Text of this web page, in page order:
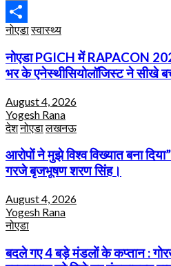
Email
Share
नोएडास्वास्थ्य
नोएडा PGICH में RAPACON
भर के एनेस्थीसियोलॉजिस्ट ने सीखे
August 4, 2026
Yogesh Rana
देशनोएडालखनऊ
आरोपों ने मुझे विश्व विख्यात बना
गरजे बृजभूषण शरण सिंह।
August 4, 2026
Yogesh Rana
नोएडा
बदले गए 4 बड़े मंडलों के कप्तान :